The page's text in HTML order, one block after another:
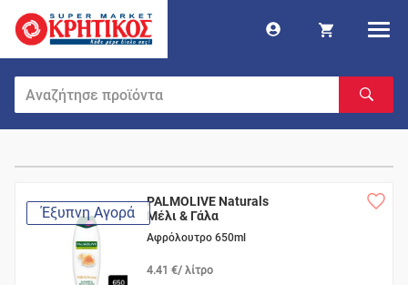
Έξυπνη Αγορά
PALMOLIVE Naturals
Μέλι & Γάλα
Αφρόλουτρο 650ml
4.41 €/ λίτρο